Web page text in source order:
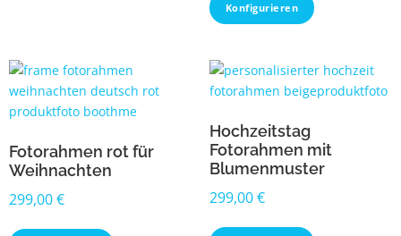
Konfigurieren
Fotorahmen rot für
Weihnachten
299,00€
Hochzeitstag
Fotorahmen mit
Blumenmuster
299,00€